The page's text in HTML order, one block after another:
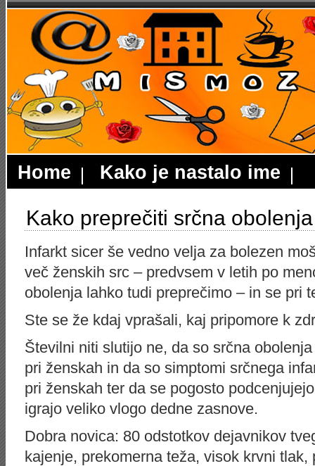
Home Kako je nastalo ime
Kako preprečiti srčna obolenja
Infarkt sicer še vedno velja za bolezen
več ženskih src – predvsem v letih po
obolenja lahko tudi preprečimo – in se pri
Ste se že kdaj vprašali, kaj pripomore k
Številni niti slutijo ne, da so srčna
pri ženskah in da so simptomi srčnega
pri ženskah ter da se pogosto
igrajo veliko vlogo dedne zasnove.
Dobra novica: 80 odstotkov dejavnikov
kajenje, prekomerna teža, visok krvni